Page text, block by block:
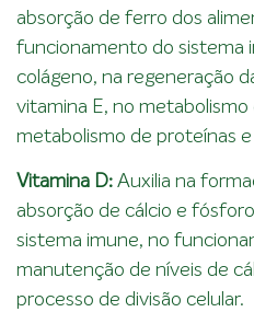
absorção de ferro dos
funcionamento do sistema
colágeno, na regeneração
vitamina E, no
metabolismo de proteínas e
Vitamina D: Auxilia na
absorção de cálcio e
sistema imune, no
manutenção de níveis de
processo de divisão celular.